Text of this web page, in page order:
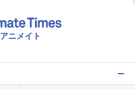
アニメイト